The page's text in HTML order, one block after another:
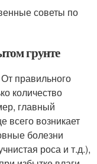
советы по
грунте
правильного
количество
главный
всего возникает
болезни
роса и т.д.),